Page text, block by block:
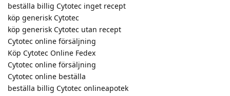
beställa billig Cytotec inget recept
köp generisk Cytotec
köp generisk Cytotec utan recept
Cytotec online försäljning
Köp Cytotec Online Fedex
Cytotec online försäljning
Cytotec online beställa
beställa billig Cytotec onlineapotek